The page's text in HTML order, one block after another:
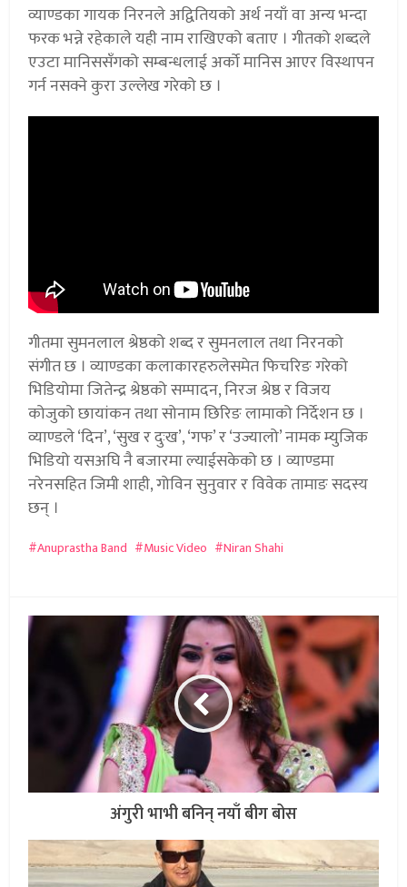
व्याण्डका गायक निरनले अद्वितियको अर्थ नयाँ वा अन्य भन्दा
फरक भन्ने रहेकाले यही नाम राखिएको बताए । गीतको शब्दले
एउटा मानिससँगको सम्बन्धलाई अर्को मानिस आएर विस्थापन
गर्न नसक्ने कुरा उल्लेख गरेको छ ।
गीतमा सुमनलाल श्रेष्ठको शब्द र सुमनलाल तथा निरनको
संगीत छ । व्याण्डका कलाकारहरुलेसमेत फिचरिङ गरेको
भिडियोमा जितेन्द्र श्रेष्ठको सम्पादन, निरज श्रेष्ठ र विजय
कोजुको छायांकन तथा सोनाम छिरिङ लामाको निर्देशन छ ।
व्याण्डले ‘दिन’, ‘सुख र दुःख’, ‘गफ’ र ‘उज्यालो’ नामक म्युजिक
भिडियो यसअघि नै बजारमा ल्याईसकेको छ । व्याण्डमा
नरेनसहित जिमी शाही, गोविन सुनुवार र विवेक तामाङ सदस्य
छन् ।
Anuprastha Band Music Video Niran Shahi
अंगुरी भाभी बनिन् नयाँ बीग बोस